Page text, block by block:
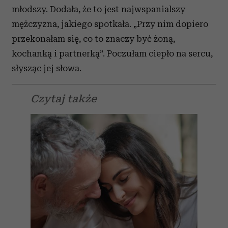
młodszy. Dodała, że to jest najwspanialszy
mężczyzna, jakiego spotkała. „Przy nim dopiero
przekonałam się, co to znaczy być żoną,
kochanką i partnerką”. Poczułam ciepło na sercu,
słysząc jej słowa.
Czytaj także